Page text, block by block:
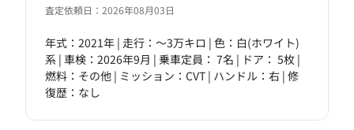
査定依頼日：2026年08月03日
年式：2021年 | 走行：～3万キロ | 色：白(ホワイト)
系 | 車検：2026年9月 | 乗車定員： 7名 | ドア： 5枚 |
燃料：その他 | ミッション：CVT | ハンドル：右 | 修
復歴：なし